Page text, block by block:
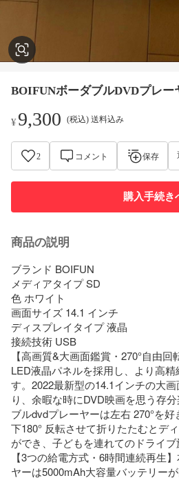
BOIFUNボーダブルDVDプレー
¥9,300 (税込) 送料込み
2 コメント 保存
購入手続き
商品の説明
ブランド BOIFUN
メディアタイプ SD
色 ホワイト
画面サイズ 14.1 インチ
ディスプレイタイプ 液晶
接続技術 USB
【高画質&大画面鑑賞・270°自由
LED液晶パネルを採用し、より高
す。2022最新型の14.1インチの大
り、余暇な時にDVD映画を思う存
ブルdvdプレーヤーは左右 270°を
下180° 反転させて折りたたむとデ
ができ、子どもを連れてのドライブ
【3つの給電方式・6時間連続再生
ヤーは5000mAh大容量バッテリー